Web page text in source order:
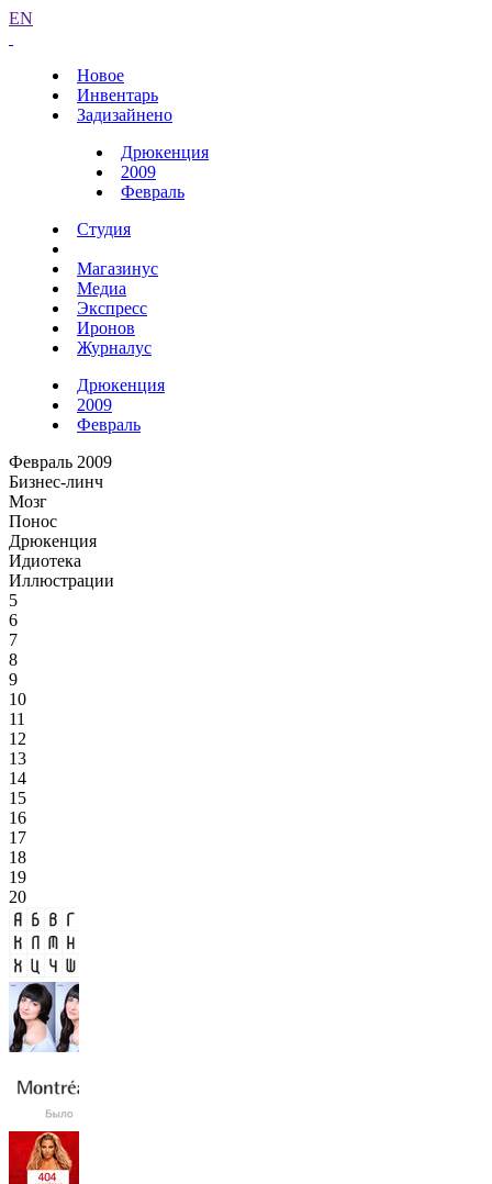
EN
Новое
Инвентарь
Задизайнено
Дрюкенция
2009
Февраль
Студия
Магазинус
Медиа
Экспресс
Иронов
Журналус
Дрюкенция
2009
Февраль
Февраль 2009
Бизнес-линч
Мозг
Понос
Дрюкенция
Идиотека
Иллюстрации
5
6
7
8
9
10
11
12
13
14
15
16
17
18
19
20